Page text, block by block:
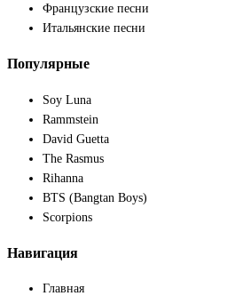
Французские песни
Итальянские песни
Популярные
Soy Luna
Rammstein
David Guetta
The Rasmus
Rihanna
BTS (Bangtan Boys)
Scorpions
Навигация
Главная